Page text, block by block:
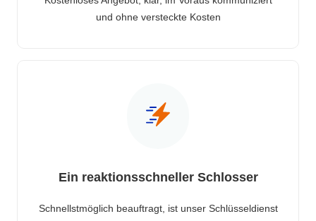
und ohne versteckte Kosten
Ein reaktionsschneller Schlosser
Schnellstmöglich beauftragt, ist unser Schlüsseldienst